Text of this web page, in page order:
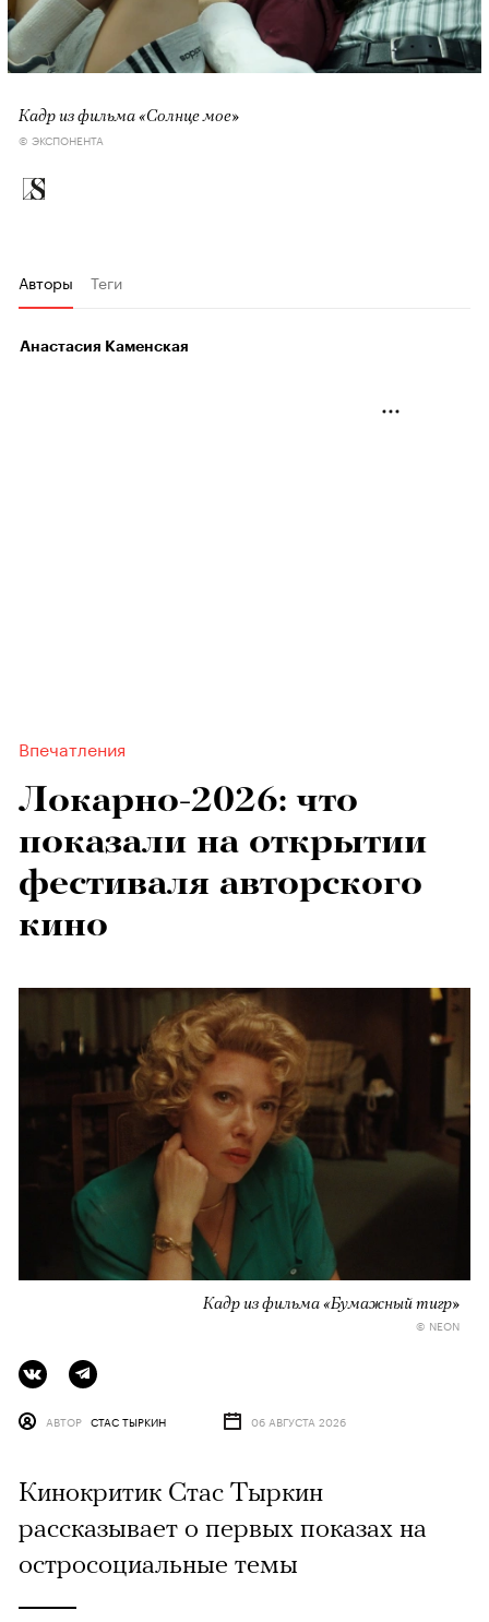
Кадр из фильма «Солнце мое»
© ЭКСПОНЕНТА
Авторы Теги
Анастасия Каменская
Впечатления
Локарно-2026: что
показали на открытии
фестиваля авторского
кино
Кадр из фильма «Бумажный тигр»
© NEON
АВТОР СТАС ТЫРКИН 06 АВГУСТА 2026
Кинокритик Стас Тыркин
рассказывает о первых показах на
остросоциальные темы